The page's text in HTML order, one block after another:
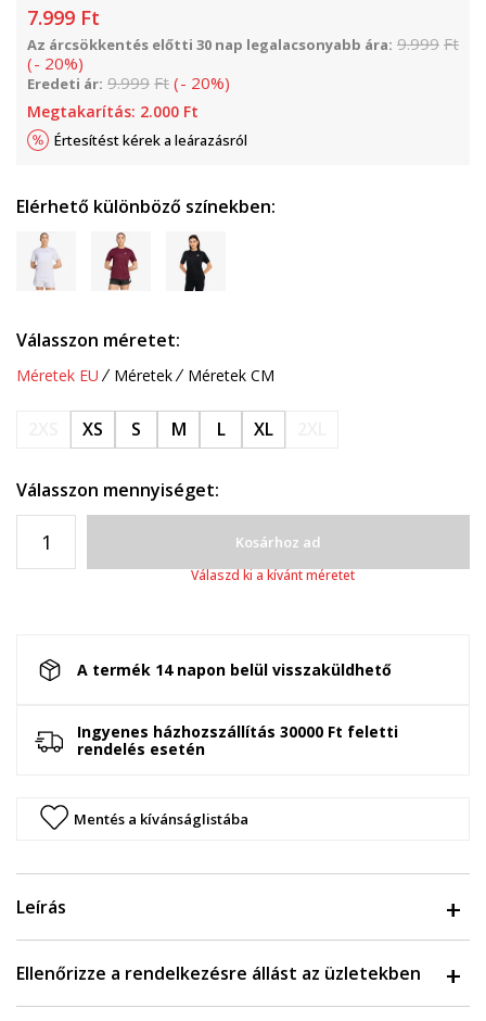
7.999 Ft
Az árcsökkentés előtti 30 nap legalacsonyabb ára: 9.999 Ft
(- 20%)
Eredeti ár: 9.999 Ft (- 20%)
Megtakarítás: 2.000 Ft
Értesítést kérek a leárazásról
Elérhető különböző színekben:
Válasszon méretet:
Méretek EU Méretek Méretek CM
XS S M L XL
Válasszon mennyiséget:
Kosárhoz ad
Válaszd ki a kívánt méretet
A termék 14 napon belül visszaküldhető
Ingyenes házhozszállítás 30000 Ft feletti
rendelés esetén
Mentés a kívánságlistába
Leírás
Ellenőrizze a rendelkezésre állást az üzletekben